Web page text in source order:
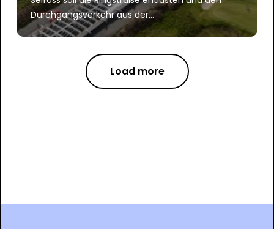
Durchgangsverkehr aus der...
Load more